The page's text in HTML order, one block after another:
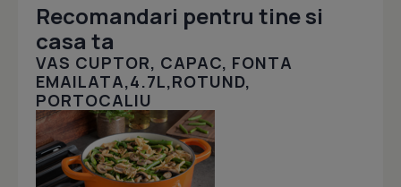
Recomandari pentru tine si
casa ta
VAS CUPTOR, CAPAC, FONTA
EMAILATA,4.7L,ROTUND,
PORTOCALIU